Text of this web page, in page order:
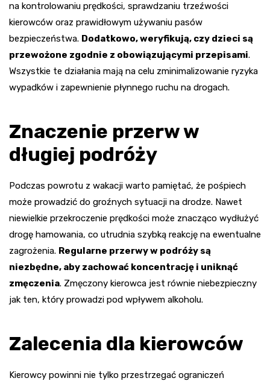
na kontrolowaniu prędkości, sprawdzaniu trzeźwości
kierowców oraz prawidłowym używaniu pasów
bezpieczeństwa. Dodatkowo, weryfikują, czy dzieci są
przewożone zgodnie z obowiązującymi przepisami.
Wszystkie te działania mają na celu zminimalizowanie ryzyka
wypadków i zapewnienie płynnego ruchu na drogach.
Znaczenie przerw w
długiej podróży
Podczas powrotu z wakacji warto pamiętać, że pośpiech
może prowadzić do groźnych sytuacji na drodze. Nawet
niewielkie przekroczenie prędkości może znacząco wydłużyć
drogę hamowania, co utrudnia szybką reakcję na ewentualne
zagrożenia. Regularne przerwy w podróży są
niezbędne, aby zachować koncentrację i uniknąć
zmęczenia. Zmęczony kierowca jest równie niebezpieczny
jak ten, który prowadzi pod wpływem alkoholu.
Zalecenia dla kierowców
Kierowcy powinni nie tylko przestrzegać ograniczeń